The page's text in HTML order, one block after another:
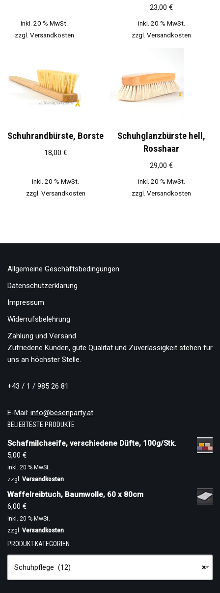
inkl. 20 % MwSt.
zzgl. Versandkosten
23,00 €
inkl. 20 % MwSt.
zzgl. Versandkosten
Schuhrandbürste, Borste
18,00 €
inkl. 20 % MwSt.
zzgl. Versandkosten
Schuhglanzbürste hell,
Rosshaar
29,00 €
inkl. 20 % MwSt.
zzgl. Versandkosten
Allgemeine Geschäftsbedingungen
Datenschutzerklärung
Impressum
Widerrufsbelehrung
Zahlung und Versand
Zufriedene Kunden, gute Qualität und Zuverlässigkeit stehen für
uns an höchster Stelle.
+43 / 1 / 985 26 81
E-Mail: info@besenparty.at
BELIEBTESTE PRODUKTE
Schafmilchseife, verschiedene Düfte, 100g/Stk.
5,00 €
inkl. 20 % MwSt.
zzgl. Versandkosten
Waffelreibtuch, Baumwolle, 60 x 80cm
6,00 €
inkl. 20 % MwSt.
zzgl. Versandkosten
PRODUKT-KATEGORIEN
×
Schuhpflege (12)